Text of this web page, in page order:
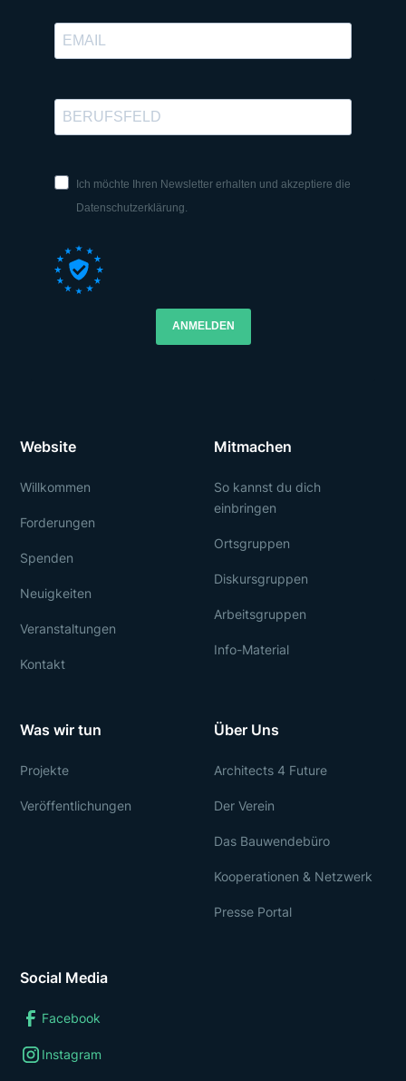
Ich möchte Ihren Newsletter erhalten und akzeptiere die
Datenschutzerklärung.
ANMELDEN
Website
Willkommen
Forderungen
Spenden
Neuigkeiten
Veranstaltungen
Kontakt
Mitmachen
So kannst du dich
einbringen
Ortsgruppen
Diskursgruppen
Arbeitsgruppen
Info-Material
Social Media
Facebook
Instagram
Was wir tun
Projekte
Veröffentlichungen
Über Uns
Architects 4 Future
Der Verein
Das Bauwendebüro
Kooperationen & Netzwerk
Presse Portal